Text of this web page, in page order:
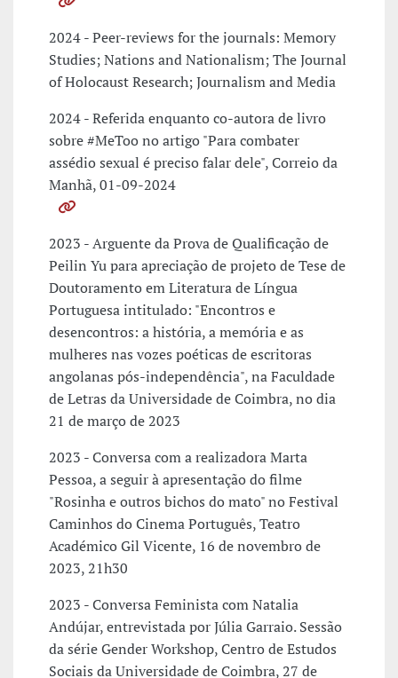
2024 - Peer-reviews for the journals: Memory
Studies; Nations and Nationalism; The Journal
of Holocaust Research; Journalism and Media
2024 - Referida enquanto co-autora de livro
sobre #MeToo no artigo "Para combater
assédio sexual é preciso falar dele", Correio da
Manhã, 01-09-2024
2023 - Arguente da Prova de Qualificação de
Peilin Yu para apreciação de projeto de Tese de
Doutoramento em Literatura de Língua
Portuguesa intitulado: "Encontros e
desencontros: a história, a memória e as
mulheres nas vozes poéticas de escritoras
angolanas pós-independência", na Faculdade
de Letras da Universidade de Coimbra, no dia
21 de março de 2023
2023 - Conversa com a realizadora Marta
Pessoa, a seguir à apresentação do filme
"Rosinha e outros bichos do mato" no Festival
Caminhos do Cinema Português, Teatro
Académico Gil Vicente, 16 de novembro de
2023, 21h30
2023 - Conversa Feminista com Natalia
Andújar, entrevistada por Júlia Garraio. Sessão
da série Gender Workshop, Centro de Estudos
Sociais da Universidade de Coimbra, 27 de